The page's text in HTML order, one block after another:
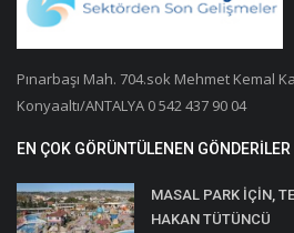
Pınarbaşı Mah. 704.sok Mehmet Kemal
Konyaaltı/ANTALYA 0 542 437 90 04
EN ÇOK GÖRÜNTÜLENEN GÖNDERILER
MASAL PARK İÇİN,
HAKAN TÜTÜNCÜ